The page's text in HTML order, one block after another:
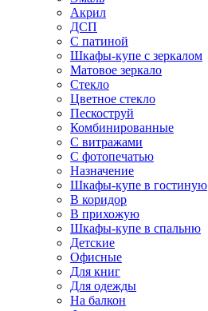
Акрил
ДСП
С патиной
Шкафы-купе с зеркалом
Матовое зеркало
Стекло
Цветное стекло
Пескоструй
Комбинированные
С витражами
С фотопечатью
Назначение
Шкафы-купе в гостиную
В коридор
В прихожую
Шкафы-купе в спальню
Детские
Офисные
Для книг
Для одежды
На балкон